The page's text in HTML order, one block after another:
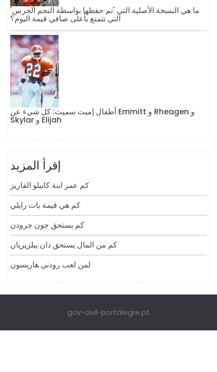
ما هي النسخة الأصلية التي 'تم حفظها بواسطة النجم الجرس'
التي تتمتع بأعلى صافي قيمة اليوم؟
أطفال إميت سميث: كل شيء عن Emmitt و Rheagen و
Skylar و Elijah
إقرأ المزيد
كم عمر ابنة كانيلو الفاريز
كم هي قيمة بات رايلي
كم يستحق جون جرودن
كم من المال يستحق دان بيلزيريان
لمن لعب رودني هاريسون
gov-civil-portalegre.pt